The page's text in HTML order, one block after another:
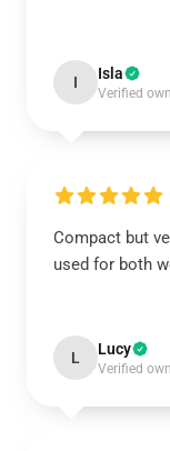
I Isla
Verified
Compact but
used for both
L Lucy
Verified